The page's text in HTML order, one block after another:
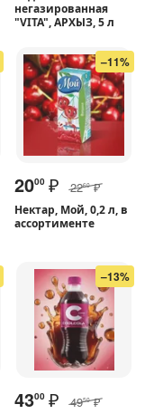
негазированная
"VITA", АРХЫЗ, 5 л
–11%
2000 ₽ 2260 ₽
Нектар, Мой, 0,2 л, в
ассортименте
–13%
4300 ₽ 4950 ₽